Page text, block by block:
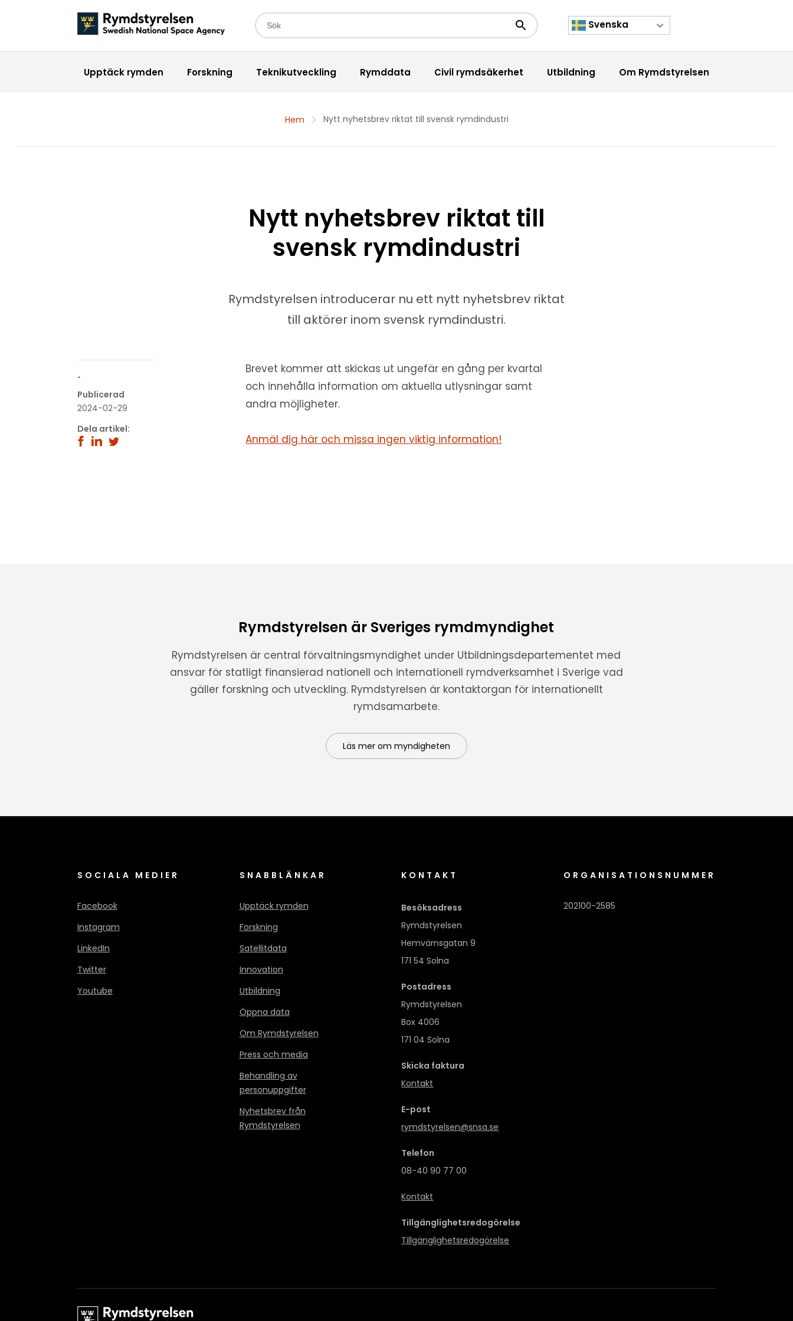
Sökfält
Sökknapp Svenska
Upptäck rymden Forskning Teknikutveckling Rymddata Civil rymdsäkerhet Utbildning Om Rymdstyrelsen
Hem Nytt nyhetsbrev riktat till svensk rymdindustri
Nytt nyhetsbrev riktat till
svensk rymdindustri
Rymdstyrelsen introducerar nu ett nytt nyhetsbrev riktat
till aktörer inom svensk rymdindustri.
´
Publicerad
2024-02-29
Dela artikel:
Brevet kommer att skickas ut ungefär en gång per kvartal
och innehålla information om aktuella utlysningar samt
andra möjligheter.
Anmäl dig här och missa ingen viktig information!
Rymdstyrelsen är Sveriges rymdmyndighet
Rymdstyrelsen är central förvaltningsmyndighet under Utbildningsdepartementet med
ansvar för statligt finansierad nationell och internationell rymdverksamhet i Sverige vad
gäller forskning och utveckling. Rymdstyrelsen är kontaktorgan för internationellt
rymdsamarbete.
Läs mer om myndigheten
SOCIALA MEDIER
Facebook
Instagram
LinkedIn
Twitter
Youtube
SNABBLÄNKAR
Upptäck rymden
Forskning
Satellitdata
Innovation
Utbildning
Öppna data
Om Rymdstyrelsen
Press och media
Behandling av
personuppgifter
Nyhetsbrev från
Rymdstyrelsen
KONTAKT
Besöksadress
Rymdstyrelsen
Hemvärnsgatan 9
171 54 Solna
Postadress
Rymdstyrelsen
Box 4006
171 04 Solna
Skicka faktura
Kontakt
E-post
rymdstyrelsen@snsa.se
Telefon
08-40 90 77 00
Kontakt
Tillgänglighetsredogörelse
Tillgänglighetsredogörelse
ORGANISATIONSNUMMER
202100-2585